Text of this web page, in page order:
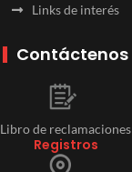
Links de interés
Contáctenos
Libro de reclamaciones
Registros